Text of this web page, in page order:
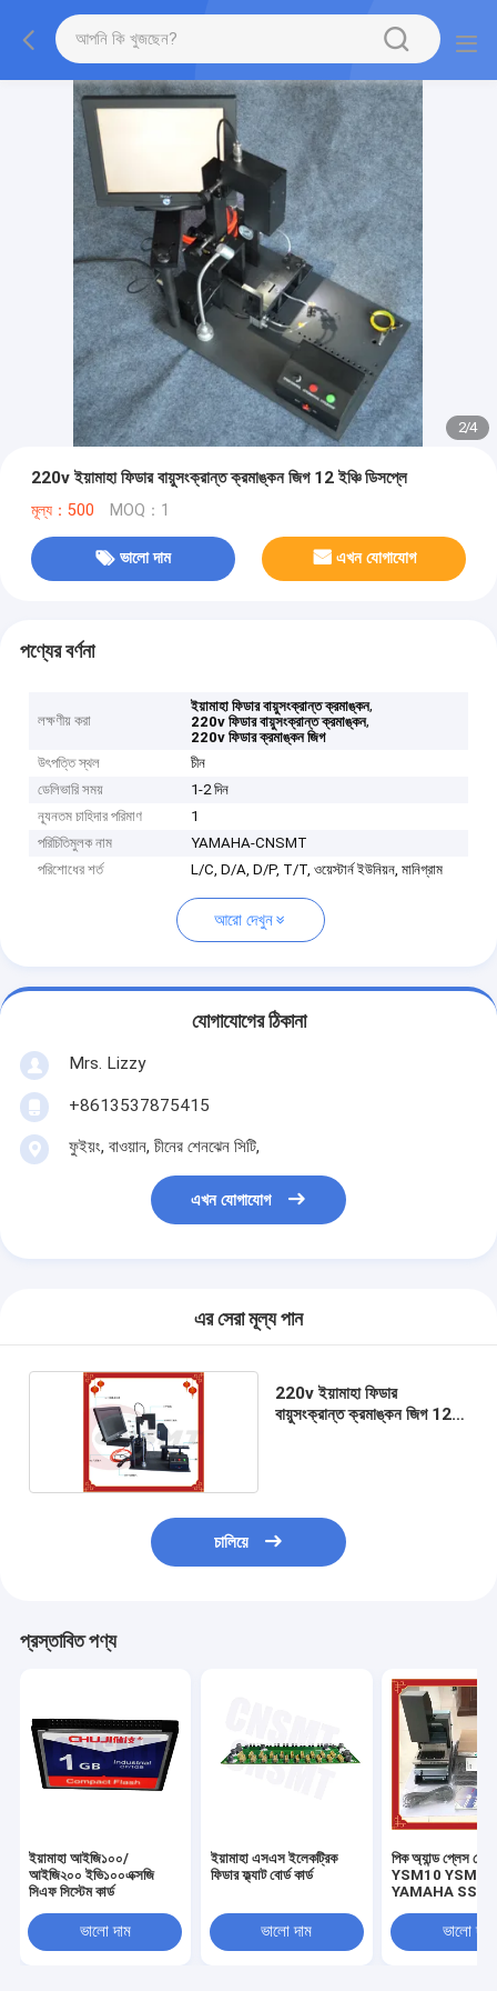
2/4
220v ইয়ামাহা ফিডার বায়ুসংক্রান্ত ক্রমাঙ্কন জিগ 12 ইঞ্চি ডিসপ্লে
মূল্য：500 MOQ：1
ভালো দাম এখন যোগাযোগ
পণ্যের বর্ণনা
লক্ষণীয় করা
ইয়ামাহা ফিডার বায়ুসংক্রান্ত ক্রমাঙ্কন,
220v ফিডার বায়ুসংক্রান্ত ক্রমাঙ্কন,
220v ফিডার ক্রমাঙ্কন জিগ
উৎপত্তি স্থল
চীন
ডেলিভারি সময়
1-2 দিন
ন্যূনতম চাহিদার পরিমাণ
1
পরিচিতিমুলক নাম
YAMAHA-CNSMT
পরিশোধের শর্ত
L/C, D/A, D/P, T/T, ওয়েস্টার্ন ইউনিয়ন, মানিগ্রাম
আরো দেখুন
যোগাযোগের ঠিকানা
Mrs. Lizzy
+8613537875415
ফুইয়ং, বাওয়ান, চীনের শেনঝেন সিটি,
এখন যোগাযোগ
এর সেরা মূল্য পান
220v ইয়ামাহা ফিডার
বায়ুসংক্রান্ত ক্রমাঙ্কন জিগ 12
চালিয়ে
প্রস্তাবিত পণ্য
ইয়ামাহা আইজি১০০/
আইজি২০০ ইভি১০০এক্সজি
সিএফ সিস্টেম কার্ড
ভালো দাম
ইয়ামাহা এসএস ইলেকট্রিক
ফিডার ফ্ল্যাট বোর্ড কার্ড
ভালো দাম
পিক অ্যান্ড প্লেস
YSM10 YSM20
YAMAHA SS
ভালো দাম